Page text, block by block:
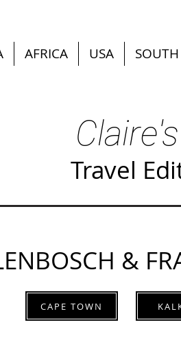
AFRICA USA
Claire's
Travel
&
CAPE TOWN